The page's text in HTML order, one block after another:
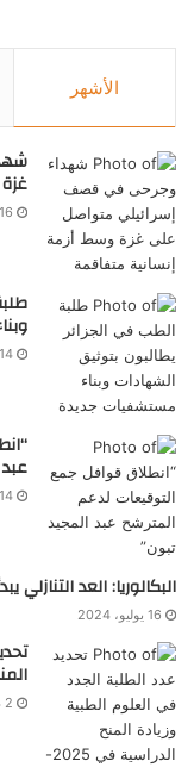
الأشهر
16 أكتوبر، 2024
14 أكتوبر، 2024
14 يوليو، 2024
البكالوريا: العد التنازلي
16 يوليو، 2024
2 ديسمبر، 2024